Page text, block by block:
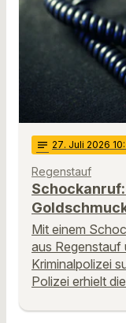
notes 27. Juli 2026
Regenstauf
Mit einem
aus Regenstauf
Kriminalpolizei
Polizei erhielt